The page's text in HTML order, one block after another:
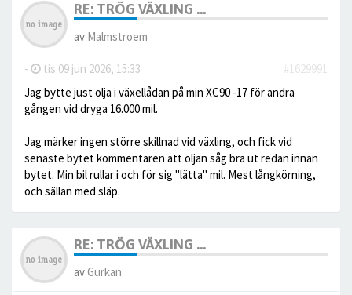
RE: TRÖG VÄXLING ...
av Malmstroem
- tis 09 jun 2026, 15:33
#1629991
Jag bytte just olja i växellådan på min XC90 -17 för andra
gången vid dryga 16.000 mil.
Jag märker ingen större skillnad vid växling, och fick vid
senaste bytet kommentaren att oljan såg bra ut redan innan
bytet. Min bil rullar i och för sig "lätta" mil. Mest långkörning,
och sällan med släp.
RE: TRÖG VÄXLING ...
avGurkan